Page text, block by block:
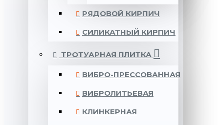
РЯДОВОЙ КИРПИЧ
СИЛИКАТНЫЙ КИРПИЧ
ТРОТУАРНАЯ ПЛИТКА
ВИБРО-ПРЕССОВАННАЯ
ВИБРОЛИТЬЕВАЯ
КЛИНКЕРНАЯ